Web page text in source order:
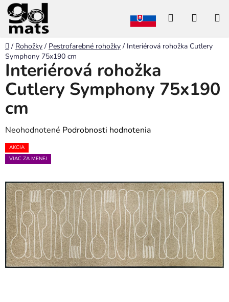
Prejsť
na
obsah
Hľadať
Domov
/ Rohožky / Pestrofarebné rohožky / Interiérová rohožka Cutlery
Symphony 75x190 cm
Interiérová rohožka
Cutlery Symphony 75x190
cm
Priemerné
hodnotenie
produktu
0,0
z
5
hviezdičiek.
Neohodnotené Podrobnosti hodnotenia
AKCIA
VIAC ZA MENEJ